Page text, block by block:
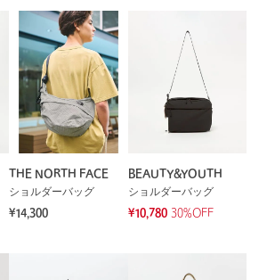
THE NORTH FACE
ショルダーバッグ
¥14,300
BEAUTY&YOUTH
ショルダーバッグ
¥10,780 30%OFF